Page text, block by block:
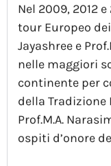
Nel 2009, 2012
tour Europeo
Jayashree e
nelle maggiori
continente per
della Tradizione
Prof.M.A.
ospiti d’onore